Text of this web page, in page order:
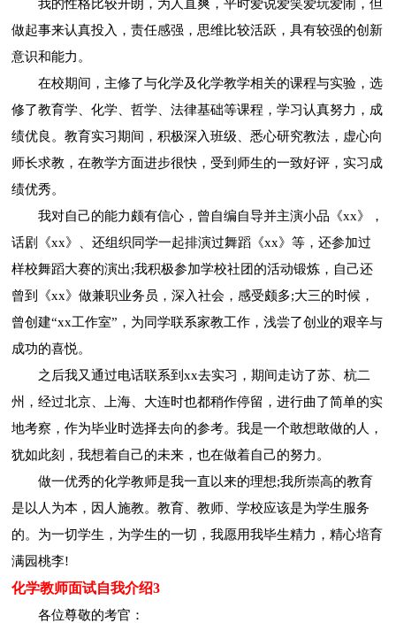
我的性格比较开朗，为人直爽，平时爱说爱笑爱玩爱闹，但
做起事来认真投入，责任感强，思维比较活跃，具有较强的创新
意识和能力。
在校期间，主修了与化学及化学教学相关的课程与实验，选
修了教育学、化学、哲学、法律基础等课程，学习认真努力，成
绩优良。教育实习期间，积极深入班级、悉心研究教法，虚心向
师长求教，在教学方面进步很快，受到师生的一致好评，实习成
绩优秀。
我对自己的能力颇有信心，曾自编自导并主演小品《xx》，
话剧《xx》、还组织同学一起排演过舞蹈《xx》等，还参加过
样校舞蹈大赛的演出;我积极参加学校社团的活动锻炼，自己还
曾到《xx》做兼职业务员，深入社会，感受颇多;大三的时候，
曾创建“xx工作室”，为同学联系家教工作，浅尝了创业的艰辛与
成功的喜悦。
之后我又通过电话联系到xx去实习，期间走访了苏、杭二
州，经过北京、上海、大连时也都稍作停留，进行曲了简单的实
地考察，作为毕业时选择去向的参考。我是一个敢想敢做的人，
犹如此刻，我想着自己的未来，也在做着自己的努力。
做一优秀的化学教师是我一直以来的理想;我所崇高的教育
是以人为本，因人施教。教育、教师、学校应该是为学生服务
的。为一切学生，为学生的一切，我愿用我毕生精力，精心培育
满园桃李!
化学教师面试自我介绍3
各位尊敬的考官：